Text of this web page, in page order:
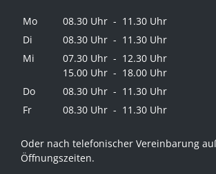
Mo
08.30 Uhr - 11.30 Uhr
Di
08.30 Uhr - 11.30 Uhr
Mi
07.30 Uhr - 12.30 Uhr
15.00 Uhr - 18.00 Uhr
Do
08.30 Uhr - 11.30 Uhr
Fr
08.30 Uhr - 11.30 Uhr
Oder nach telefonischer Vereinbarung
Öffnungszeiten.